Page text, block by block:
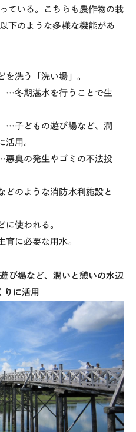
ている。こちらも農作物の栽
下のような多様な機能があ
洗う「洗い場」。
…冬期湛水を行うことで生
…子どもの遊び場など、潤
活用。
悪臭の発生やゴミの不法投
のような消防水利施設と
使われる。
に必要な用水。
び場など、潤いと憩いの水辺
りに活用